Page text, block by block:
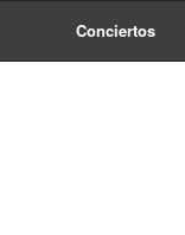
Conciertos